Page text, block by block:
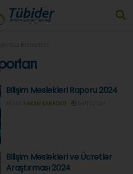
Bilişim Meslekleri Raporu 2024
HAKAN KARADAYI
Bilişim Meslekleri ve Ücretler
Araştırması 2024